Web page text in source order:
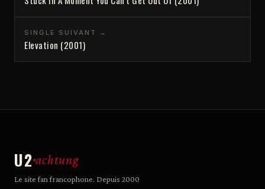
SINGLE SUIVANT →
Elevation (2001)
U2 achtung
Le site fan francophone. Depuis 2000